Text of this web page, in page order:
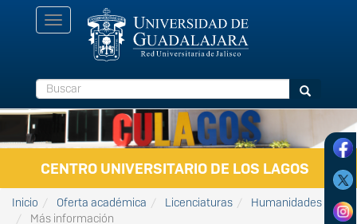
Pasar al contenido principal
Toggle
navigation
Buscar Buscar
CENTRO UNIVERSITARIO DE LOS LAGOS
Inicio Oferta académica Licenciaturas
Humanidades
Más información